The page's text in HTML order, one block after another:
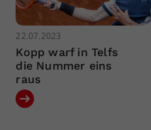
22.07.2023
Kopp warf in Telfs
die Nummer eins
raus